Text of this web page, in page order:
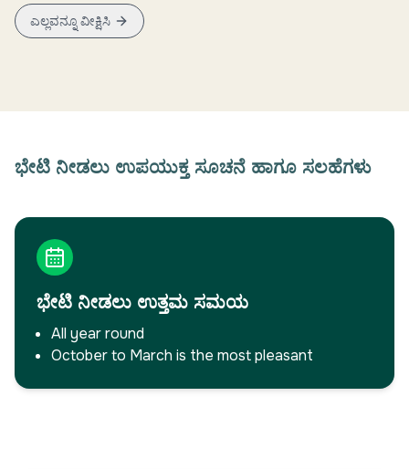
ಎಲ್ಲವನ್ನೂ ವೀಕ್ಷಿಸಿ
ಭೇಟಿ ನೀಡಲು ಉಪಯುಕ್ತ ಸೂಚನೆ ಹಾಗೂ ಸಲಹೆಗಳು
ಭೇಟಿ ನೀಡಲು ಉತ್ತಮ ಸಮಯ
All year round
October to March is the most pleasant